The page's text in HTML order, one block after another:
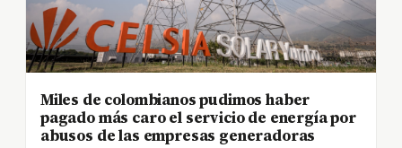
Miles de colombianos pudimos haber
pagado más caro el servicio de energía por
abusos de las empresas generadoras